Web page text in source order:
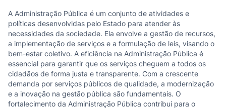
A Administração Pública é um conjunto de atividades e
políticas desenvolvidas pelo Estado para atender às
necessidades da sociedade. Ela envolve a gestão de recursos,
a implementação de serviços e a formulação de leis, visando o
bem-estar coletivo. A eficiência na Administração Pública é
essencial para garantir que os serviços cheguem a todos os
cidadãos de forma justa e transparente. Com a crescente
demanda por serviços públicos de qualidade, a modernização
e a inovação na gestão pública são fundamentais. O
fortalecimento da Administração Pública contribui para o